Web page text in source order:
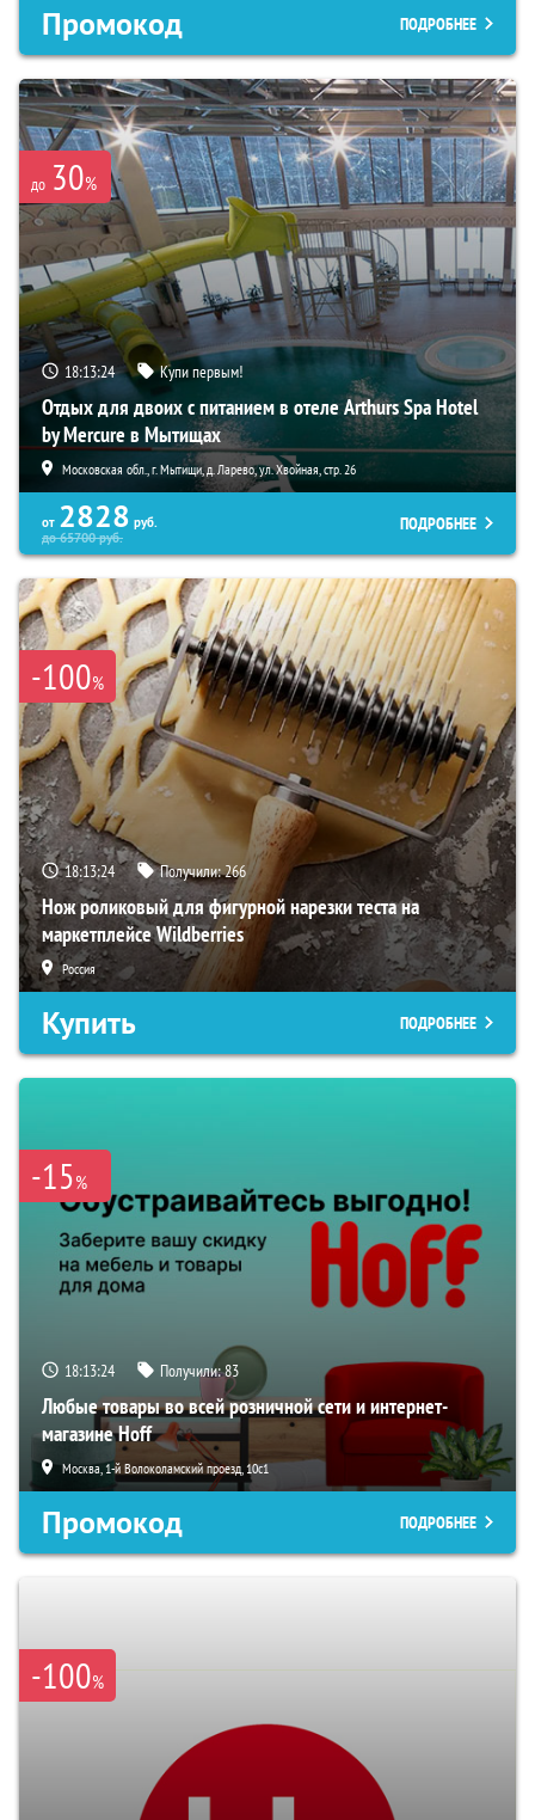
Промокод ПОДРОБНЕЕ
до 30%
18:13:23 Купи первым!
Отдых для двоих с питанием в отеле Arthurs Spa Hotel
by Mercure в Мытищах
Московская обл., г. Мытищи, д. Ларево, ул. Хвойная, стр. 26
от 2828 руб.
до65700руб.
ПОДРОБНЕЕ
-100%
18:13:23 Получили:266
Нож роликовый для фигурной нарезки теста на
маркетплейсе Wildberries
Россия
Купить ПОДРОБНЕЕ
-15%
18:13:23 Получили:83
Любые товары во всей розничной сети и интернет-
магазине Hoff
Москва, 1-й Волоколамский проезд, 10с1
Промокод ПОДРОБНЕЕ
-100%